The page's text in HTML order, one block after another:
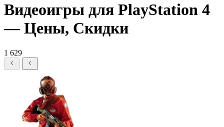
Видеоигры для PlayStation 4
— Цены, Скидки
1 629